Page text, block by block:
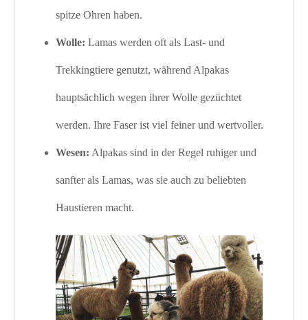
spitze Ohren haben.
Wolle: Lamas werden oft als Last- und
Trekkingtiere genutzt, während Alpakas
hauptsächlich wegen ihrer Wolle gezüchtet
werden. Ihre Faser ist viel feiner und wertvoller.
Wesen: Alpakas sind in der Regel ruhiger und
sanfter als Lamas, was sie auch zu beliebten
Haustieren macht.